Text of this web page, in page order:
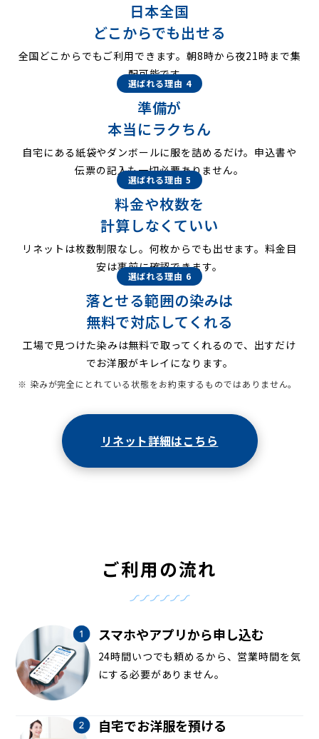
日本全国
どこからでも出せる
全国どこからでもご利用できます。朝8時から夜21時まで集
配可能です。
選ばれる理由 4
準備が
本当にラクちん
自宅にある紙袋やダンボールに服を詰めるだけ。申込書や
伝票の記入も一切必要ありません。
選ばれる理由 5
料金や枚数を
計算しなくていい
リネットは枚数制限なし。何枚からでも出せます。料金目
安は事前に確認できます。
選ばれる理由 6
落とせる範囲の染みは
無料で対応してくれる
工場で見つけた染みは無料で取ってくれるので、出すだけ
でお洋服がキレイになります。
※ 染みが完全にとれている状態をお約束するものではありません。
リネット詳細はこちら
ご利用の流れ
スマホやアプリから申し込む
24時間いつでも頼めるから、営業時間を気
にする必要がありません。
自宅でお洋服を預ける